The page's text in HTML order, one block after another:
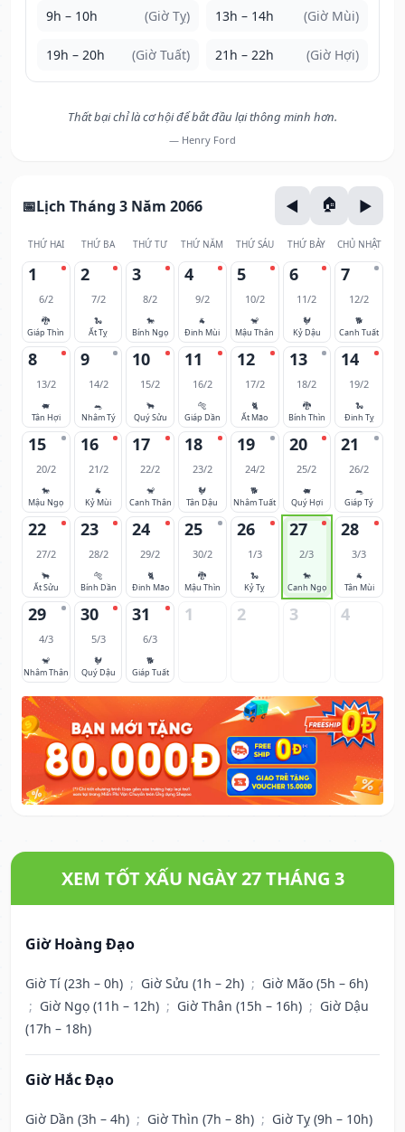
9h – 10h (Giờ Tỵ) 13h – 14h (Giờ Mùi)
19h – 20h (Giờ Tuất) 21h – 22h (Giờ Hợi)
Thất bại chỉ là cơ hội để bắt đầu lại thông minh hơn.
— Henry Ford
Lịch Tháng 3 Năm 2066
THỨ HAI THỨ BA THỨ TƯ THỨ NĂM THỨ SÁU THỨ BẢY CHỦ NHẬT
1
6/2
🐉
Giáp Thìn
2
7/2
🐍
Ất Tỵ
3
8/2
🐎
Bính Ngọ
4
9/2
🐐
Đinh Mùi
5
10/2
🐒
Mậu Thân
6
11/2
🐓
Kỷ Dậu
7
12/2
🐕
Canh Tuất
8
13/2
🐖
Tân Hợi
9
14/2
🐀
Nhâm Tý
10
15/2
🐂
Quý Sửu
11
16/2
🐅
Giáp Dần
12
17/2
🐈
Ất Mão
13
18/2
🐉
Bính Thìn
14
19/2
🐍
Đinh Tỵ
15
20/2
🐎
Mậu Ngọ
16
21/2
🐐
Kỷ Mùi
17
22/2
🐒
Canh Thân
18
23/2
🐓
Tân Dậu
19
24/2
🐕
Nhâm Tuất
20
25/2
🐖
Quý Hợi
21
26/2
🐀
Giáp Tý
22
27/2
🐂
Ất Sửu
23
28/2
🐅
Bính Dần
24
29/2
🐈
Đinh Mão
25
30/2
🐉
Mậu Thìn
26
1/3
🐍
Kỷ Tỵ
27
2/3
🐎
Canh Ngọ
28
3/3
🐐
Tân Mùi
29
4/3
🐒
Nhâm Thân
30
5/3
🐓
Quý Dậu
31
6/3
🐕
Giáp Tuất
1 2 3 4
XEM TỐT XẤU NGÀY 27 THÁNG 3
Giờ Hoàng Đạo
Giờ Tí (23h – 0h) ; Giờ Sửu (1h – 2h) ; Giờ Mão (5h – 6h)
; Giờ Ngọ (11h – 12h) ; Giờ Thân (15h – 16h) ; Giờ Dậu
(17h – 18h)
Giờ Hắc Đạo
Giờ Dần (3h – 4h) ; Giờ Thìn (7h – 8h) ; Giờ Tỵ (9h – 10h)